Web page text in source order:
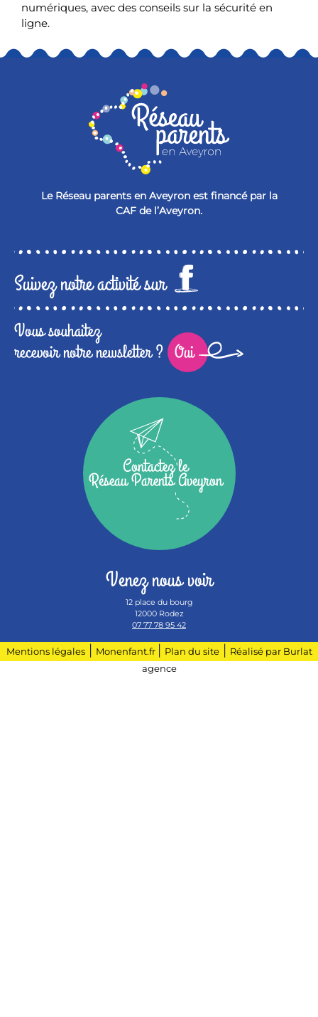
numériques, avec des conseils sur la sécurité en
ligne.
Le Réseau parents en Aveyron est financé par la
CAF de l’Aveyron.
Suivez notre activité sur
Vous souhaitez
recevoir notre newsletter ? Oui
Contactez le
Réseau Parents Aveyron
Venez nous voir
12 place du bourg
12000 Rodez
07 77 78 95 42
Mentions légales| Monenfant.fr Plan du site|
Réalisé par Burlat
agence